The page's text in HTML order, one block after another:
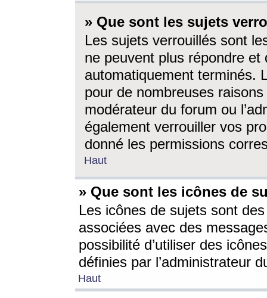
» Que sont les sujets
Les sujets verrouillés sont
ne peuvent plus répondre
automatiquement terminés.
pour de nombreuses
modérateur du forum ou
également verrouiller vos
donné les permissions
Haut
» Que sont les icônes de
Les icônes de sujets sont
associées avec des
possibilité d’utiliser des
définies par l’administrateur
Haut